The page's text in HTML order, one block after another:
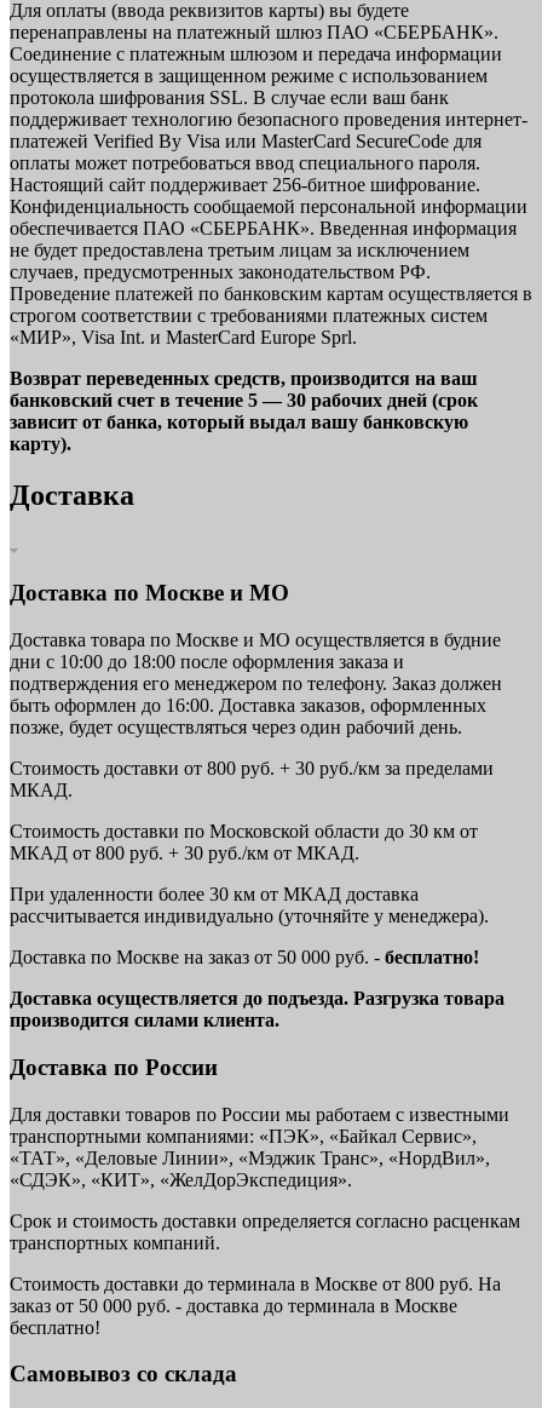
Для оплаты (ввода реквизитов карты) вы будете
перенаправлены на платежный шлюз ПАО «СБЕРБАНК».
Соединение с платежным шлюзом и передача информации
осуществляется в защищенном режиме с использованием
протокола шифрования SSL. В случае если ваш банк
поддерживает технологию безопасного проведения интернет-
платежей Verified By Visa или MasterCard SecureCode для
оплаты может потребоваться ввод специального пароля.
Настоящий сайт поддерживает 256-битное шифрование.
Конфиденциальность сообщаемой персональной информации
обеспечивается ПАО «СБЕРБАНК». Введенная информация
не будет предоставлена третьим лицам за исключением
случаев, предусмотренных законодательством РФ.
Проведение платежей по банковским картам осуществляется в
строгом соответствии с требованиями платежных систем
«МИР», Visa Int. и MasterCard Europe Sprl.
Возврат переведенных средств, производится на ваш
банковский счет в течение 5 — 30 рабочих дней (срок
зависит от банка, который выдал вашу банковскую
карту).
Доставка
Доставка по Москве и МО
Доставка товара по Москве и МО осуществляется в будние
дни с 10:00 до 18:00 после оформления заказа и
подтверждения его менеджером по телефону. Заказ должен
быть оформлен до 16:00. Доставка заказов, оформленных
позже, будет осуществляться через один рабочий день.
Стоимость доставки от 800 руб. + 30 руб./км за пределами
МКАД.
Стоимость доставки по Московской области до 30 км от
МКАД от 800 руб. + 30 руб./км от МКАД.
При удаленности более 30 км от МКАД доставка
рассчитывается индивидуально (уточняйте у менеджера).
Доставка по Москве на заказ от 50 000 руб. - бесплатно!
Доставка осуществляется до подъезда. Разгрузка товара
производится силами клиента.
Доставка по России
Для доставки товаров по России мы работаем с известными
транспортными компаниями: «ПЭК», «Байкал Сервис»,
«ТАТ», «Деловые Линии», «Мэджик Транс», «НордВил»,
«СДЭК», «КИТ», «ЖелДорЭкспедиция».
Срок и стоимость доставки определяется согласно расценкам
транспортных компаний.
Стоимость доставки до терминала в Москве от 800 руб. На
заказ от 50 000 руб. - доставка до терминала в Москве
бесплатно!
Самовывоз со склада